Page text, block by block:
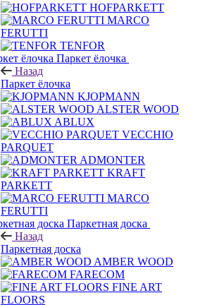
MARCO
FERUTTI
Паркет ёлочка
Назад
Паркет ёлочка
ALSTER WOOD
ABLUX
PARQUET
KRAFT
PARKETT
FERUTTI
Назад
Паркетная доска
FARECOM
FINE ART
FLOORS